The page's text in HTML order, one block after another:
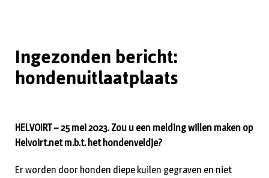
Ingezonden bericht:
hondenuitlaatplaats
HELVOIRT – 25 mei 2023. Zou u een melding willen maken op
Helvoirt.net m.b.t. het hondenveldje?
Er worden door honden diepe kuilen gegraven en niet